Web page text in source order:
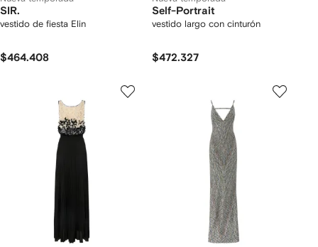
SIR.
vestido de fiesta Elin
$464.408
Self-Portrait
vestido largo con cinturón
$472.327